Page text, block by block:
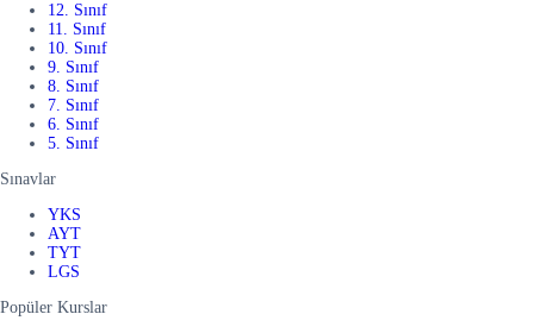
12. Sınıf
11. Sınıf
10. Sınıf
9. Sınıf
8. Sınıf
7. Sınıf
6. Sınıf
5. Sınıf
Sınavlar
YKS
AYT
TYT
LGS
Popüler Kurslar